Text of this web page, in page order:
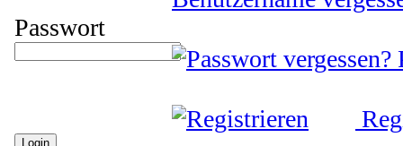
Passwort